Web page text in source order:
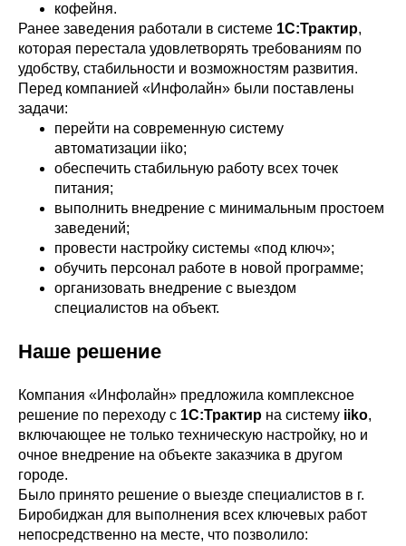
кофейня.
Ранее заведения работали в системе 1С:Трактир,
которая перестала удовлетворять требованиям по
удобству, стабильности и возможностям развития.
Перед компанией «Инфолайн» были поставлены
задачи:
перейти на современную систему
автоматизации iiko;
обеспечить стабильную работу всех точек
питания;
выполнить внедрение с минимальным простоем
заведений;
провести настройку системы «под ключ»;
обучить персонал работе в новой программе;
организовать внедрение с выездом
специалистов на объект.
Наше решение
Компания «Инфолайн» предложила комплексное
решение по переходу с 1С:Трактир на систему iiko,
включающее не только техническую настройку, но и
очное внедрение на объекте заказчика в другом
городе.
Было принято решение о выезде специалистов в г.
Биробиджан для выполнения всех ключевых работ
непосредственно на месте, что позволило: